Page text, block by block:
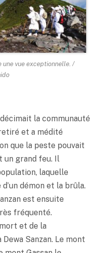
une vue exceptionnelle. /
la communauté
et a médité
que la peste pouvait
un grand feu. Il
laquelle
démon et la brûla.
est ensuite
fréquenté.
et de la
Sanzan. Le mont